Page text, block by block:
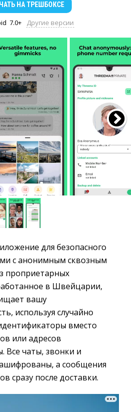
НА ТРЕШБОКСЕ
7.0+ Другие версии
для безопасного
с анонимным сквозным
проприетарных
в Швейцарии,
вашу
используя случайно
вместо
или адресов
Все чаты, звонки и
а сообщения
сразу после доставки.